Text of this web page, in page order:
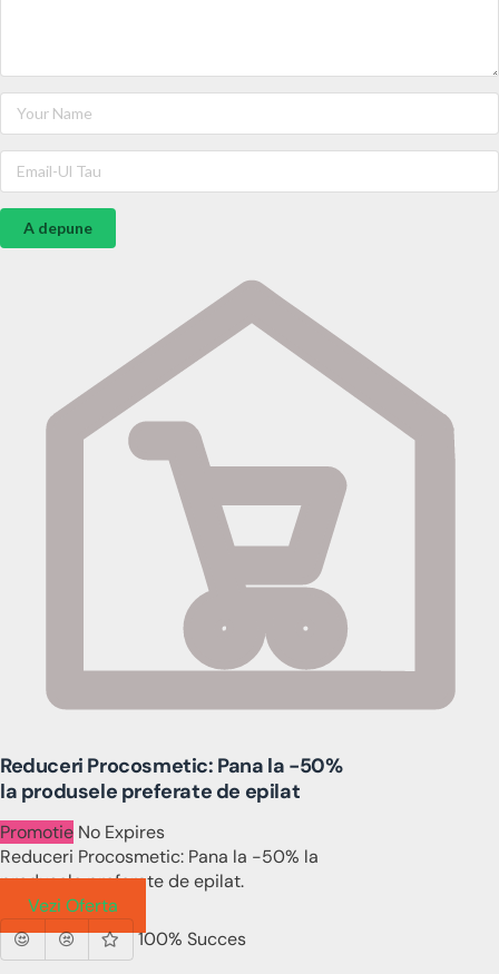
A depune
Reduceri Procosmetic: Pana la -50%
la produsele preferate de epilat
Promotie No Expires
Reduceri Procosmetic: Pana la -50% la
produsele preferate de epilat.
Vezi Oferta
100% Succes